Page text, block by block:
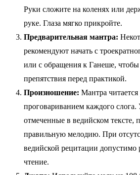
Руки сложите на коленях или
руке. Глаза мягко прикройте.
Предварительная мантра:
рекомендуют начать с
или с обращения к Ганеше, чтобы
препятствия перед практикой.
Произношение: Мантра
проговариванием каждого слога.
отмеченные в ведийском тексте,
правильную мелодию. При
ведийской рецитации допустимо
чтение.